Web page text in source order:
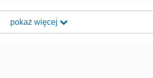
pokaż więcej